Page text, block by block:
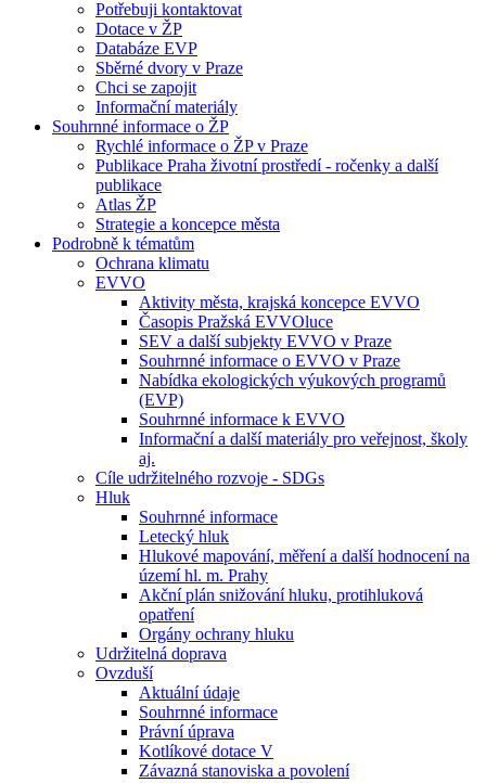
Potřebuji kontaktovat
Dotace v ŽP
Databáze EVP
Sběrné dvory v Praze
Chci se zapojit
Informační materiály
Souhrnné informace o ŽP
Rychlé informace o ŽP v Praze
Publikace Praha životní prostředí - ročenky a další
publikace
Atlas ŽP
Strategie a koncepce města
Podrobně k tématům
Ochrana klimatu
EVVO
Aktivity města, krajská koncepce EVVO
Časopis Pražská EVVOluce
SEV a další subjekty EVVO v Praze
Souhrnné informace o EVVO v Praze
Nabídka ekologických výukových programů
(EVP)
Souhrnné informace k EVVO
Informační a další materiály pro veřejnost, školy
aj.
Cíle udržitelného rozvoje - SDGs
Hluk
Souhrnné informace
Letecký hluk
Hlukové mapování, měření a další hodnocení na
území hl. m. Prahy
Akční plán snižování hluku, protihluková
opatření
Orgány ochrany hluku
Udržitelná doprava
Ovzduší
Aktuální údaje
Souhrnné informace
Právní úprava
Kotlíkové dotace V
Závazná stanoviska a povolení